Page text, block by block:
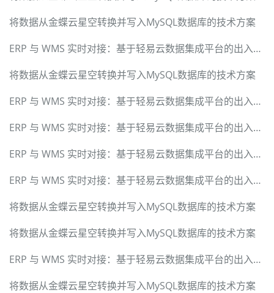
将数据从金蝶云星空转换并写入MySQL数据库的技术方案
ERP 与 WMS 实时对接：基于轻易云数据集成平台的出入库信息同步方案
将数据从金蝶云星空转换并写入MySQL数据库的技术方案
ERP 与 WMS 实时对接：基于轻易云数据集成平台的出入库信息同步方案
ERP 与 WMS 实时对接：基于轻易云数据集成平台的出入库信息同步方案
ERP 与 WMS 实时对接：基于轻易云数据集成平台的出入库信息同步方案
ERP 与 WMS 实时对接：基于轻易云数据集成平台的出入库信息同步方案
将数据从金蝶云星空转换并写入MySQL数据库的技术方案
将数据从金蝶云星空转换并写入MySQL数据库的技术方案
ERP 与 WMS 实时对接：基于轻易云数据集成平台的出入库信息同步方案
将数据从金蝶云星空转换并写入MySQL数据库的技术方案